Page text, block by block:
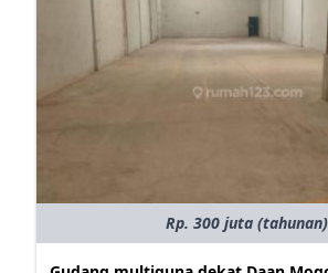
Rp. 300 juta (tahunan)